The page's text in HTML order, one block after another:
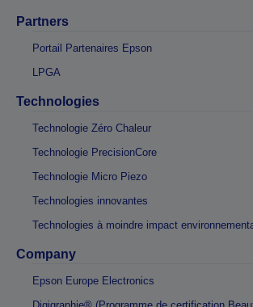
Partners
Portail Partenaires Epson
LPGA
Technologies
Technologie Zéro Chaleur
Technologie PrecisionCore
Technologie Micro Piezo
Technologies innovantes
Technologies à moindre impact
Company
Epson Europe Electronics